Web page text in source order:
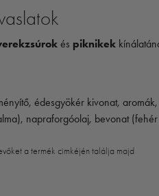
és piknikek
édesgyökér kivonat,
napraforgóolaj, bevonat
a termék cimkéjén találja majd